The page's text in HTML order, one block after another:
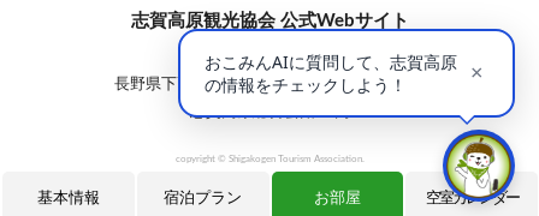
基本情報 宿泊プラン お部屋 空室カレンダー
志賀高原観光協会 公式Webサイト
〒381-0401
長野県下高井郡山ノ内町大字平穏7148(蓮池)
志賀高原総合会館98内
copyright © Shigakogen Tourism Association.